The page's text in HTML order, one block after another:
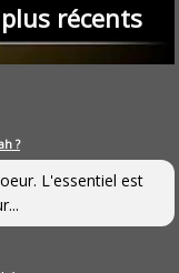
récents
?
L'essentiel est